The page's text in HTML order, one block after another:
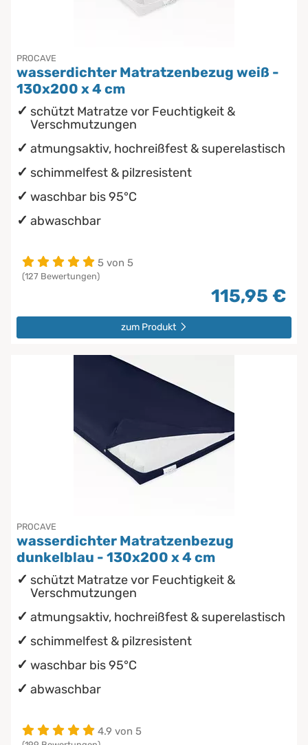
PROCAVE
wasserdichter Matratzenbezug weiß -
130x200 x 4 cm
schützt Matratze vor Feuchtigkeit &
Verschmutzungen
atmungsaktiv, hochreißfest & superelastisch
schimmelfest & pilzresistent
waschbar bis 95°C
abwaschbar
5 von 5
(127 Bewertungen)
115,95 €
zum Produkt
PROCAVE
wasserdichter Matratzenbezug
dunkelblau - 130x200 x 4 cm
schützt Matratze vor Feuchtigkeit &
Verschmutzungen
atmungsaktiv, hochreißfest & superelastisch
schimmelfest & pilzresistent
waschbar bis 95°C
abwaschbar
4.9 von 5